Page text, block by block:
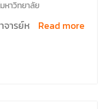
หาวิทยาลัย
จารย์ห
Read more